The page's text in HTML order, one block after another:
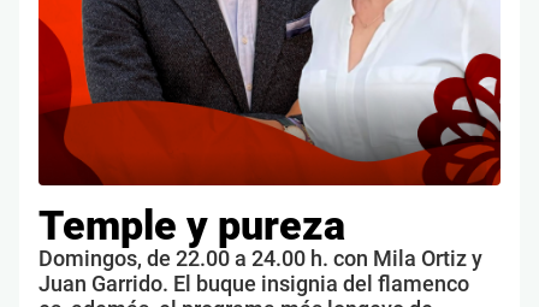
Temple y pureza
Domingos, de 22.00 a 24.00 h. con Mila Ortiz y
Juan Garrido. El buque insignia del flamenco